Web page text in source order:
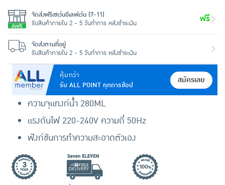
คุ้มกว่า
รับ ALL POINT ทุกการช้อป
สมัครเลย
ความจุแทงก์น้ำ 280ML
แรงดันไฟ 220-240V ความถี่ 50Hz
ฟังก์ชันการทําความสะอาดตัวเอง
จัดส่งฟรีเซเว่นอีเลฟเว่น (7-11)
รับสินค้าภายใน 2 - 5 วันทำการ หลังชำระเงิน
ฟรี
จัดส่งตามที่อยู่
รับสินค้าภายใน 2 - 5 วันทำการ หลังชำระเงิน